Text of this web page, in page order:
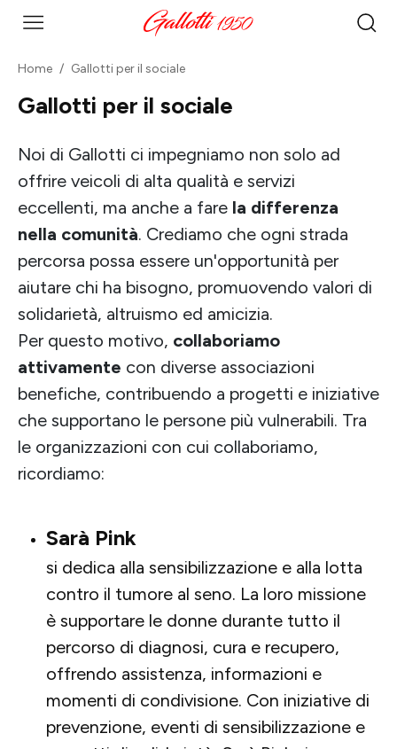
Home Gallotti per il sociale
Gallotti per il sociale
Noi di Gallotti ci impegniamo non solo ad
offrire veicoli di alta qualità e servizi
eccellenti, ma anche a fare la differenza
nella comunità. Crediamo che ogni strada
percorsa possa essere un'opportunità per
aiutare chi ha bisogno, promuovendo valori di
solidarietà, altruismo ed amicizia.
Per questo motivo, collaboriamo
attivamente con diverse associazioni
benefiche, contribuendo a progetti e iniziative
che supportano le persone più vulnerabili. Tra
le organizzazioni con cui collaboriamo,
ricordiamo:
Sarà Pink
si dedica alla sensibilizzazione e alla lotta
contro il tumore al seno. La loro missione
è supportare le donne durante tutto il
percorso di diagnosi, cura e recupero,
offrendo assistenza, informazioni e
momenti di condivisione. Con iniziative di
prevenzione, eventi di sensibilizzazione e